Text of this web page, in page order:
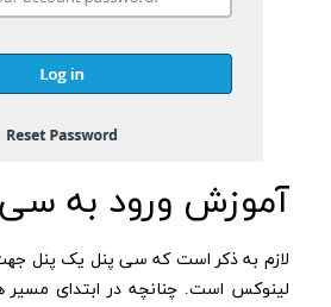
آموزش ورود به
لازم به‌ ذکر است که سی پنل یک پنل
لینوکس است. چنانچه در ابتدای مسیر